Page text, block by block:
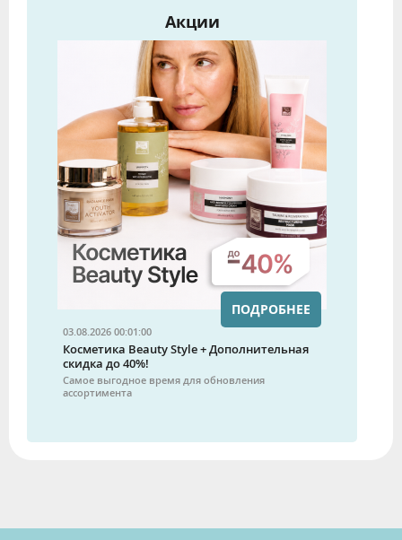
Акции
03.08.2026 00:01:00
Косметика Beauty Style + Дополнительная
скидка до 40%!
Самое выгодное время для обновления
ассортимента
ПОДРОБНЕЕ